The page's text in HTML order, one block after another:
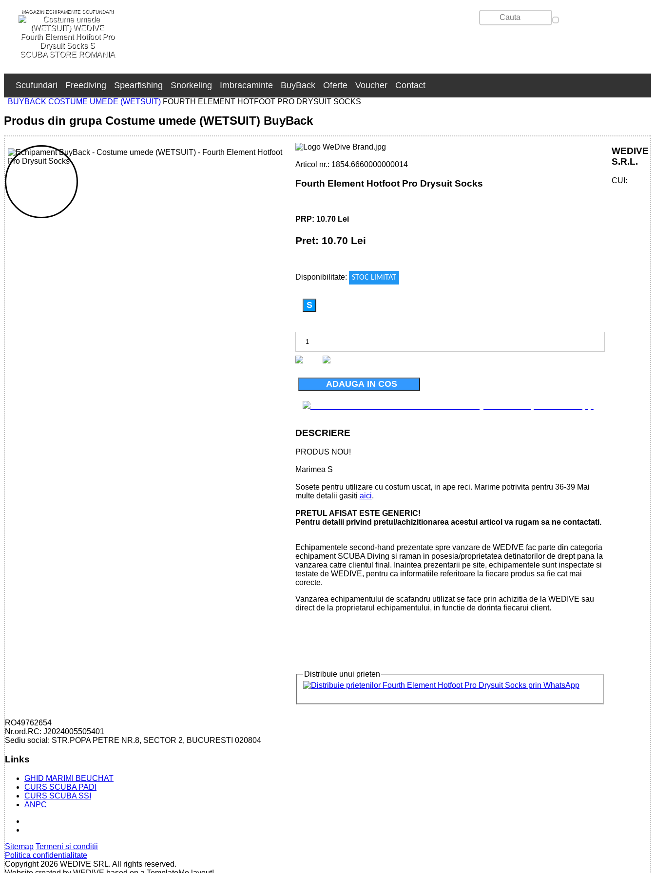
MAGAZIN ECHIPAMENTE SCUFUNDARI
SCUBA STORE ROMANIA
Scufundari Freediving Spearfishing Snorkeling Imbracaminte BuyBack Oferte Voucher Contact
BUYBACK COSTUME UMEDE (WETSUIT) FOURTH ELEMENT HOTFOOT PRO DRYSUIT SOCKS
Produs din grupa Costume umede (WETSUIT) BuyBack
66600000000 - Fourth Element Hotfoot Pro Drysuit Socks
Articol nr.: 1854.6660000000014
Fourth Element Hotfoot Pro Drysuit Socks
PRP: 10.70 Lei
Pret: 10.70 Lei
Disponibilitate:
STOC LIMITAT
S
ADAUGA IN COS
DESCRIERE
PRODUS NOU!
Marimea S
Sosete pentru utilizare cu costum uscat, in ape reci. Marime potrivita pentru 36-39 Mai
multe detalii gasiti aici.
PRETUL AFISAT ESTE GENERIC!
Pentru detalii privind pretul/achizitionarea acestui articol va rugam sa ne contactati.
Echipamentele second-hand prezentate spre vanzare de WEDIVE fac parte din categoria
echipament SCUBA Diving si raman in posesia/proprietatea detinatorilor de drept pana la
vanzarea catre clientul final. Inaintea prezentarii pe site, echipamentele sunt inspectate si
testate de WEDIVE, pentru ca informatiile referitoare la fiecare produs sa fie cat mai
corecte.
Vanzarea echipamentului de scafandru utilizat se face prin achizitia de la WEDIVE sau
direct de la proprietarul echipamentului, in functie de dorinta fiecarui client.
Distribuie unui prieten
WEDIVE
S.R.L.
CUI:
RO49762654
Nr.ord.RC: J2024005505401
Sediu social: STR.POPA PETRE NR.8, SECTOR 2, BUCURESTI 020804
Links
GHID MARIMI BEUCHAT
CURS SCUBA PADI
CURS SCUBA SSI
ANPC
Sitemap Termeni si conditii
Politica confidentialitate
Copyright 2026 WEDIVE SRL. All rights reserved.